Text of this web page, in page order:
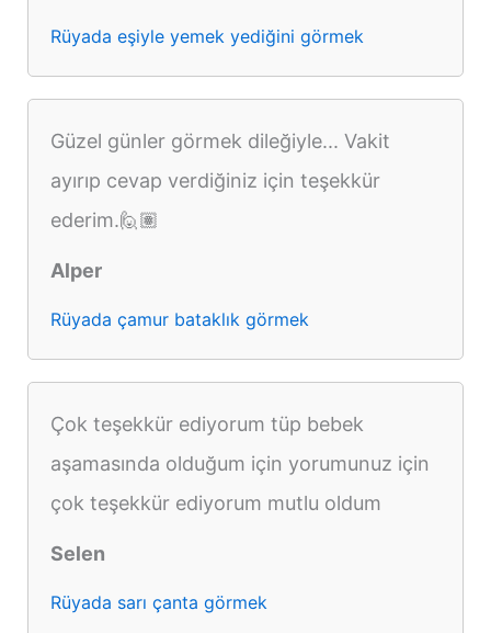
Rüyada eşiyle yemek yediğini görmek
Güzel günler görmek dileğiyle... Vakit
ayırıp cevap verdiğiniz için teşekkür
ederim.🙋🏽
Alper
Rüyada çamur bataklık görmek
Çok teşekkür ediyorum tüp bebek
aşamasında olduğum için yorumunuz için
çok teşekkür ediyorum mutlu oldum
Selen
Rüyada sarı çanta görmek